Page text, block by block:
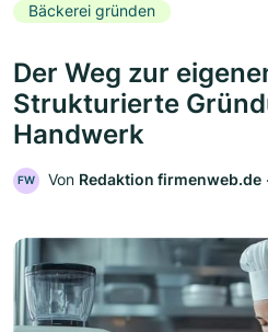
Bäckerei gründen
Der Weg zur
Strukturierte
Handwerk
FW Von Redaktion firmenweb.de ‧